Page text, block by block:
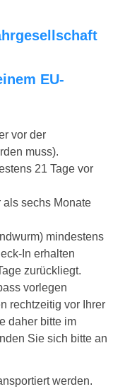
vor der
muss).
21 Tage vor
sechs Monate
mindestens
In erhalten
zurückliegt.
vorlegen
rechtzeitig vor Ihrer
daher bitte im
Sie sich bitte an
werden.